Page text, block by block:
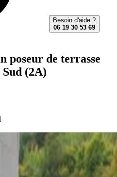
Besoin d'aide ?
06 19 30 53 69
poseur de terrasse
Sud (2A)